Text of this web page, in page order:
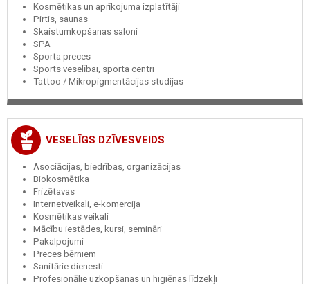
Kosmētikas un aprīkojuma izplatītāji
Pirtis, saunas
Skaistumkopšanas saloni
SPA
Sporta preces
Sports veselībai, sporta centri
Tattoo / Mikropigmentācijas studijas
VESELĪGS DZĪVESVEIDS
Asociācijas, biedrības, organizācijas
Biokosmētika
Frizētavas
Internetveikali, e-komercija
Kosmētikas veikali
Mācību iestādes, kursi, semināri
Pakalpojumi
Preces bērniem
Sanitārie dienesti
Profesionālie uzkopšanas un higiēnas līdzekļi